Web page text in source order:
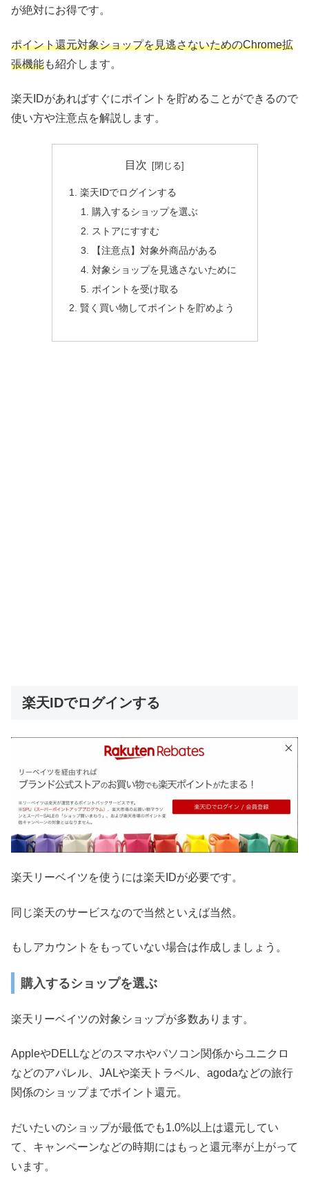
が絶対にお得です。
ポイント還元対象ショップを見逃さないためのChrome拡
張機能も紹介します。
楽天IDがあればすぐにポイントを貯めることができるので
使い方や注意点を解説します。
目次
楽天IDでログインする
購入するショップを選ぶ
ストアにすすむ
【注意点】対象外商品がある
対象ショップを見逃さないために
ポイントを受け取る
賢く買い物してポイントを貯めよう
楽天IDでログインする
楽天リーベイツを使うには楽天IDが必要です。
同じ楽天のサービスなので当然といえば当然。
もしアカウントをもっていない場合は作成しましょう。
購入するショップを選ぶ
楽天リーベイツの対象ショップが多数あります。
AppleやDELLなどのスマホやパソコン関係からユニクロ
などのアパレル、JALや楽天トラベル、agodaなどの旅行
関係のショップまでポイント還元。
だいたいのショップが最低でも1.0%以上は還元してい
て、キャンペーンなどの時期にはもっと還元率が上がって
います。